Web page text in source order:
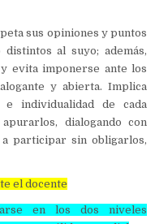
sus opiniones y puntos
al suyo; además,
evita imponerse ante los
y abierta. Implica
individualidad de cada
dialogando con
participar sin obligarlos,
el docente
en los dos niveles